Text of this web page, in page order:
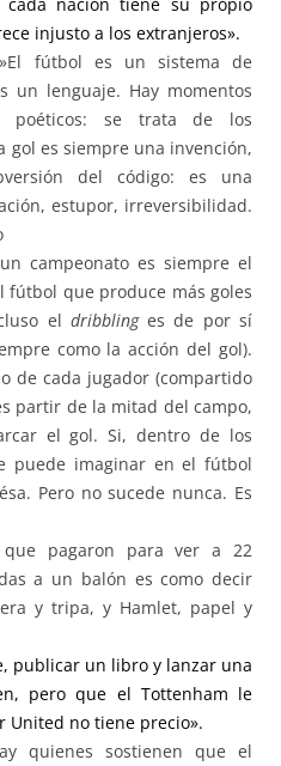
injusto a los extranjeros».
fútbol es un sistema de
un lenguaje. Hay momentos
poéticos: se trata de los
gol es siempre una invención,
del código: es una
estupor, irreversibilidad.
campeonato es siempre el
fútbol que produce más goles
el dribblinges de por sí
como la acción del gol).
de cada jugador (compartido
partir de la mitad del campo,
el gol. Si, dentro de los
puede imaginar en el fútbol
Pero no sucede nunca. Es
que pagaron para ver a 22
a un balón es como decir
y tripa, y Hamlet, papel y
publicar un libro y lanzar una
pero que el Tottenham le
United no tiene precio».
quienes sostienen que el